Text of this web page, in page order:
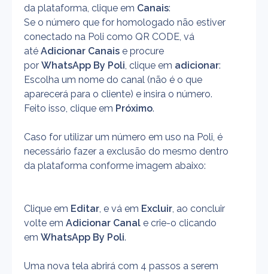
da plataforma, clique em Canais:
Se o número que for homologado não estiver
conectado na Poli como QR CODE, vá
até Adicionar Canais e procure
por WhatsApp By Poli, clique em adicionar:
Escolha um nome do canal (não é o que
aparecerá para o cliente) e insira o número.
Feito isso, clique em Próximo.
Caso for utilizar um número em uso na Poli, é
necessário fazer a exclusão do mesmo dentro
da plataforma conforme imagem abaixo:
Clique em Editar, e vá em Excluir, ao concluir
volte em Adicionar Canal e crie-o clicando
em WhatsApp By Poli.
Uma nova tela abrirá com 4 passos a serem